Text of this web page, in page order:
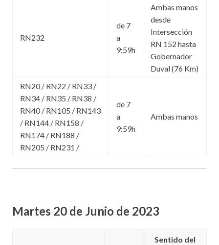
RN232
de 7
a
9:59h
Ambas manos
desde
Intersección
RN 152 hasta
Gobernador
Duval (76 Km)
RN20 / RN22 / RN33 /
RN34 / RN35 / RN38 /
RN40 / RN105 / RN143
/ RN144 / RN158 /
RN174 / RN188 /
RN205 / RN231 /
de 7
a
9:59h
Ambas manos
Martes 20 de Junio de 2023
Sentido del